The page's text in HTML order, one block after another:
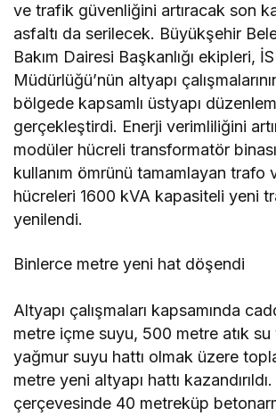
ve trafik güvenliğini artıracak son
asfaltı da serilecek. Büyükşehir
Bakım Dairesi Başkanlığı ekipleri,
Müdürlüğü’nün altyapı
bölgede kapsamlı üstyapı
gerçekleştirdi. Enerji verimliliğini
modüler hücreli transformatör
kullanım ömrünü tamamlayan trafo
hücreleri 1600 kVA kapasiteli yeni
yenilendi.
Binlerce metre yeni hat döşendi
Altyapı çalışmaları kapsamında
metre içme suyu, 500 metre atık
yağmur suyu hattı olmak üzere
metre yeni altyapı hattı
çerçevesinde 40 metreküp